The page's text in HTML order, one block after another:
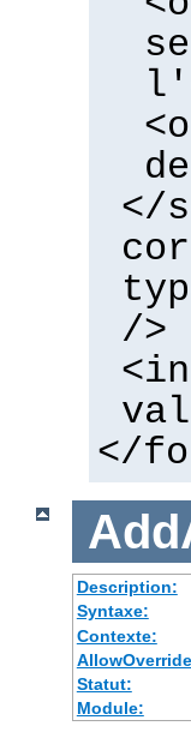
</
/>
</
Description:
Syntaxe:
Contexte:
Statut:
Module: